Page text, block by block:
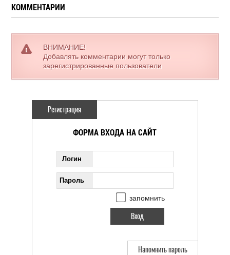
КОММЕНТАРИИ
ВНИМАНИЕ!
Добавлять комментарии могут только
зарегистрированные пользователи
Регистрация
ФОРМА ВХОДА НА САЙТ
Логин
Пароль
запомнить
Напомнить пароль